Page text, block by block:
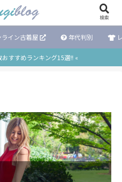
イン古着屋 年代判別
すすめランキング15選!! «
検索